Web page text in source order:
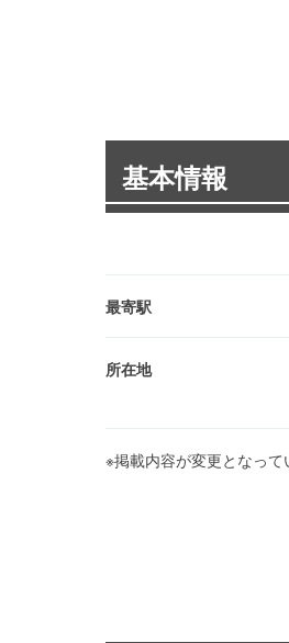
基本情報
最寄駅
所在地
※掲載内容が変更となって